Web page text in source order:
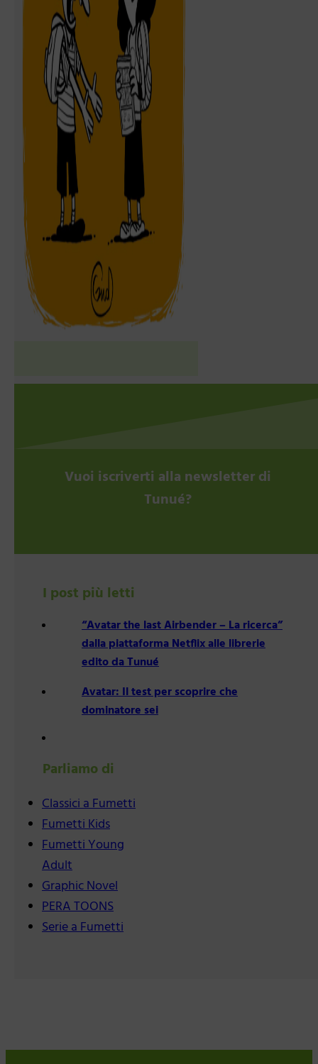
Vuoi iscriverti alla newsletter di
Tunué?
I post più letti
“Avatar the last Airbender – La ricerca”
dalla piattaforma Netflix alle librerie
edito da Tunué
Avatar: Il test per scoprire che
dominatore sei
Parliamo di
Classici a Fumetti
Fumetti Kids
Fumetti Young
Adult
Graphic Novel
PERA TOONS
Serie a Fumetti